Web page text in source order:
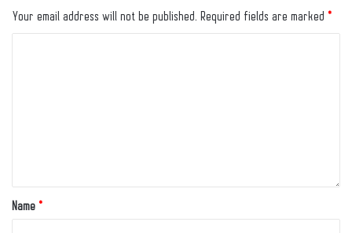
Your email address will not be published. Required fields are marked *
Name *